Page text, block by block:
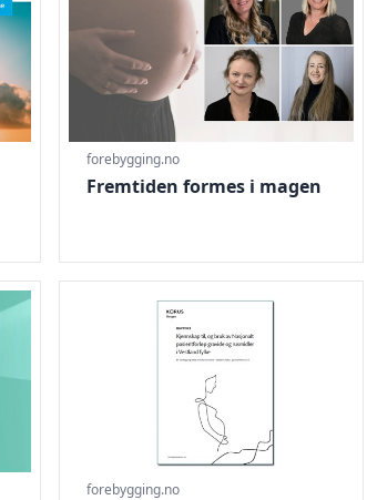
forebygging.no
Fremtiden formes i magen
dokumentere informasjon om vold
forebygging.no